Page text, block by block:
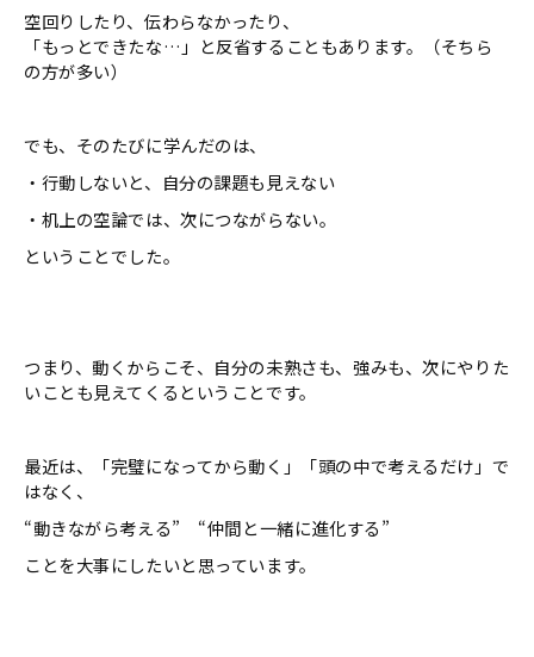
空回りしたり、伝わらなかったり、
「もっとできたな…」と反省することもあります。（そちら
の方が多い）
でも、そのたびに学んだのは、
・行動しないと、自分の課題も見えない
・机上の空論では、次につながらない。
ということでした。
つまり、動くからこそ、自分の未熟さも、強みも、次にやりた
いことも見えてくるということです。
最近は、「完璧になってから動く」「頭の中で考えるだけ」で
はなく、
“動きながら考える” “仲間と一緒に進化する”
ことを大事にしたいと思っています。